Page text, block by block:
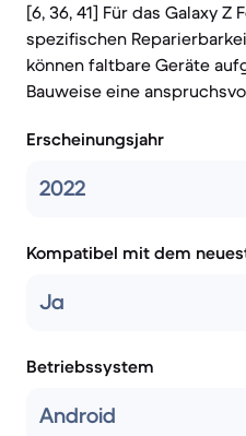
[6, 36, 41] Für das Galaxy Z
spezifischen
können faltbare Geräte
Bauweise eine
Erscheinungsjahr
2022
Kompatibel mit dem
Ja
Betriebssystem
Android